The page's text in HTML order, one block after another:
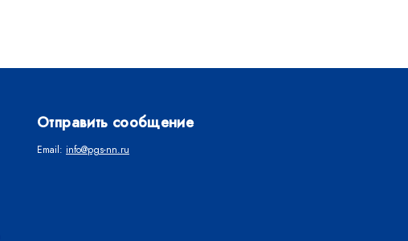
Отправить сообщение
Email: info@pgs-nn.ru